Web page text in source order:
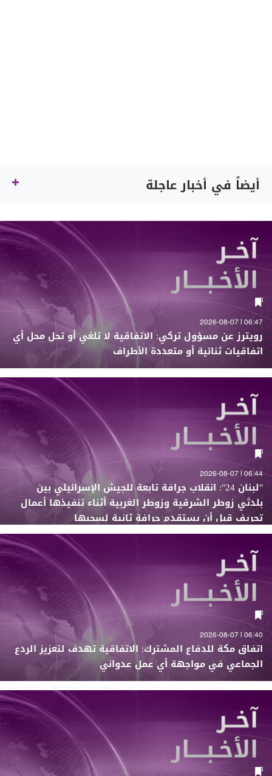
أيضاً في أخبار عاجلة
06:47 | 2026-08-07
رويترز عن مسؤول تركي: الاتفاقية لا تلغي أو تحل محل أي
اتفاقيات ثنائية أو متعددة الأطراف
06:44 | 2026-08-07
"لبنان 24": انقلاب جرافة تابعة للجيش الإسرائيلي بين
بلدتَي زوطر الشرقية وزوطر الغربية أثناء تنفيذها أعمال
تجريف قبل أن يستقدم جرافة ثانية لسحبها
06:40 | 2026-08-07
اتفاق مكة للدفاع المشترك: الاتفاقية تهدف لتعزيز الردع
الجماعي في مواجهة أي عمل عدواني